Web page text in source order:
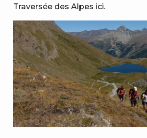
Traversée des Alpes ici.